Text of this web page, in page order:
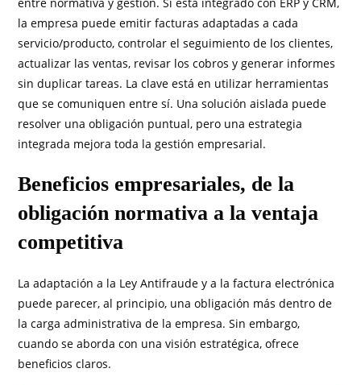
la empresa puede emitir facturas adaptadas a cada
servicio/producto, controlar el seguimiento de los clientes,
actualizar las ventas, revisar los cobros y generar informes
sin duplicar tareas. La clave está en utilizar herramientas
que se comuniquen entre sí. Una solución aislada puede
resolver una obligación puntual, pero una estrategia
integrada mejora toda la gestión empresarial.
Beneficios empresariales, de la
obligación normativa a la ventaja
competitiva
La adaptación a la Ley Antifraude y a la factura electrónica
puede parecer, al principio, una obligación más dentro de
la carga administrativa de la empresa. Sin embargo,
cuando se aborda con una visión estratégica, ofrece
beneficios claros.